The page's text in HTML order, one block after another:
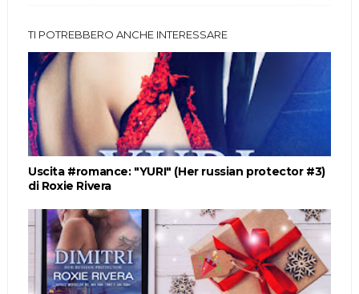
TI POTREBBERO ANCHE INTERESSARE
Uscita #romance: "YURI" (Her russian protector #3)
di Roxie Rivera